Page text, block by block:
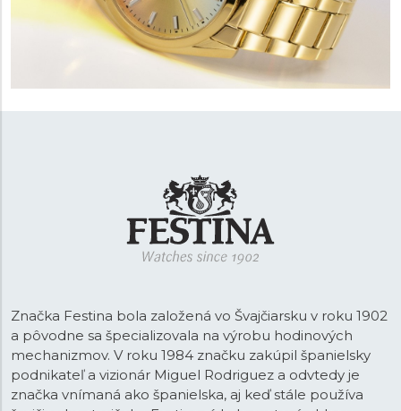
Značka Festina bola založená vo Švajčiarsku v roku 1902
a pôvodne sa špecializovala na výrobu hodinových
mechanizmov. V roku 1984 značku zakúpil španielsky
podnikateľ a vizionár Miguel Rodriguez a odvtedy je
značka vnímaná ako španielska, aj keď stále používa